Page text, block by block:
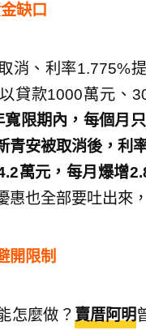
缺口
消、利率1.775%
貸款1000萬元、
寬限期內，每個月
青安被取消後，利
萬元，每月爆增
惠也全部要吐出來
開限制
怎麼做？ 賣厝阿明